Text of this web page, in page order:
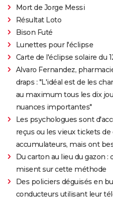
Mort de Jorge Messi
Résultat Loto
Bison Futé
Lunettes pour l'éclipse
Carte de l'éclipse solaire du
Alvaro Fernandez,
draps : "L'idéal est de les
au maximum tous les dix
nuances importantes"
Les psychologues sont
reçus ou les vieux tickets
accumulateurs, mais ont
Du carton au lieu du gazon
misent sur cette méthode
Des policiers déguisés en
conducteurs utilisant leur